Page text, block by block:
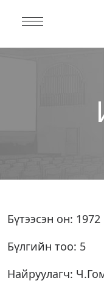
Бүтээсэн он: 1972
Бүлгийн тоо: 5
Найруулагч: